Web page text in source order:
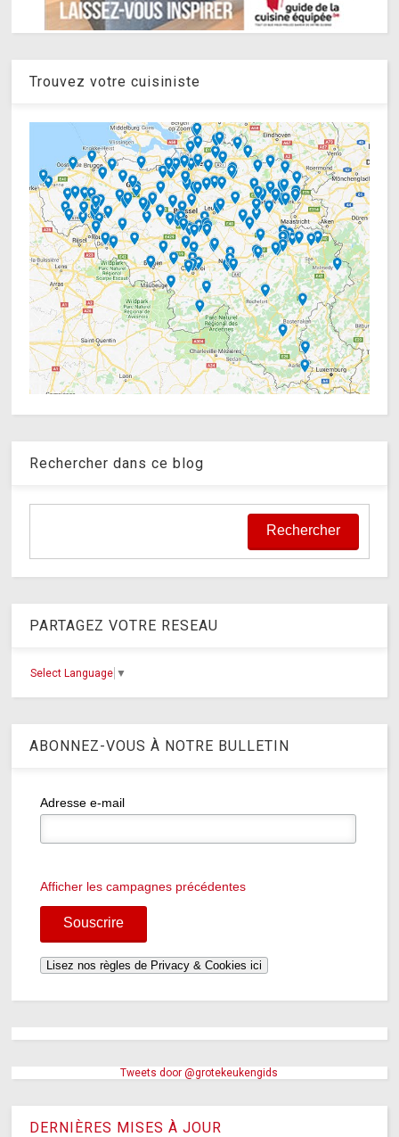
Trouvez votre cuisiniste
Rechercher dans ce blog
PARTAGEZ VOTRE RESEAU
Select Language ▼
ABONNEZ-VOUS À NOTRE BULLETIN
Adresse e-mail
Afficher les campagnes précédentes
Tweets door @grotekeukengids
DERNIÈRES MISES À JOUR